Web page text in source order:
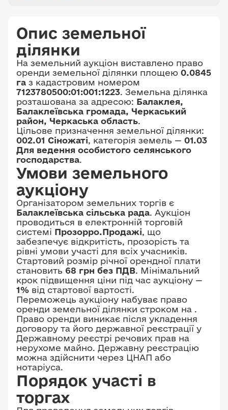
Опис земельної
ділянки
На земельний аукціон виставлено право
оренди земельної ділянки площею 0.0845
га з кадастровим номером
7123780500:01:001:1223. Земельна ділянка
розташована за адресою: Балаклея,
Балаклеївська громада, Черкаський
район, Черкаська область.
Цільове призначення земельної ділянки:
002.01 Сіножаті, категорія земель — 01.03
Для ведення особистого селянського
господарства.
Умови земельного
аукціону
Організатором земельних торгів є
Балаклеївська сільська рада. Аукціон
проводиться в електронній торговій
системі Прозорро.Продажі, що
забезпечує відкритість, прозорість та
рівні умови участі для всіх учасників.
Стартовий розмір річної орендної плати
становить 68 грн без ПДВ. Мінімальний
крок підвищення ціни під час аукціону —
1% від стартової вартості.
Переможець аукціону набуває право
оренди земельної ділянки строком на .
Право оренди виникає після укладення
договору та його державної реєстрації у
Державному реєстрі речових прав на
нерухоме майно. Державну реєстрацію
можна здійснити через ЦНАП або
нотаріуса.
Порядок участі в
торгах